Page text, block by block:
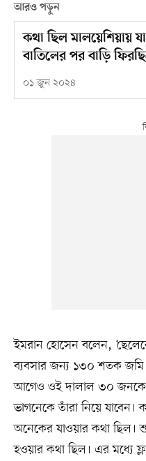
আরও পড়ুন
কথা ছিল মালয়েশিয়ায়
বাতিলের পর বাড়ি
০১ জুন ২০২৪
ইমরান হোসেন বলেন,
ব্যবসার জন্য ১৩০ শতক জমি
আগেও ওই দালাল ৩০ জনকে
ভাগনেকে তাঁরা নিয়ে
অনেকের যাওয়ার কথা ছিল।
হওয়ার কথা ছিল। এর মধ্যে